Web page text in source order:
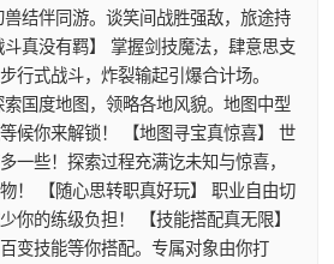
结伴同游。谈笑间战胜强敌，旅途持
真没有羁】 掌握剑技魔法，肆意思支
行式战斗，炸裂输起引爆合计场。
索国度地图，领略各地风貌。地图中型
候你来解锁！ 【地图寻宝真惊喜】 世
一些！探索过程充满讫未知与惊喜，
！ 【随心思转职真好玩】 职业自由切
你的练级负担！ 【技能搭配真无限】
变技能等你搭配。专属对象由你打